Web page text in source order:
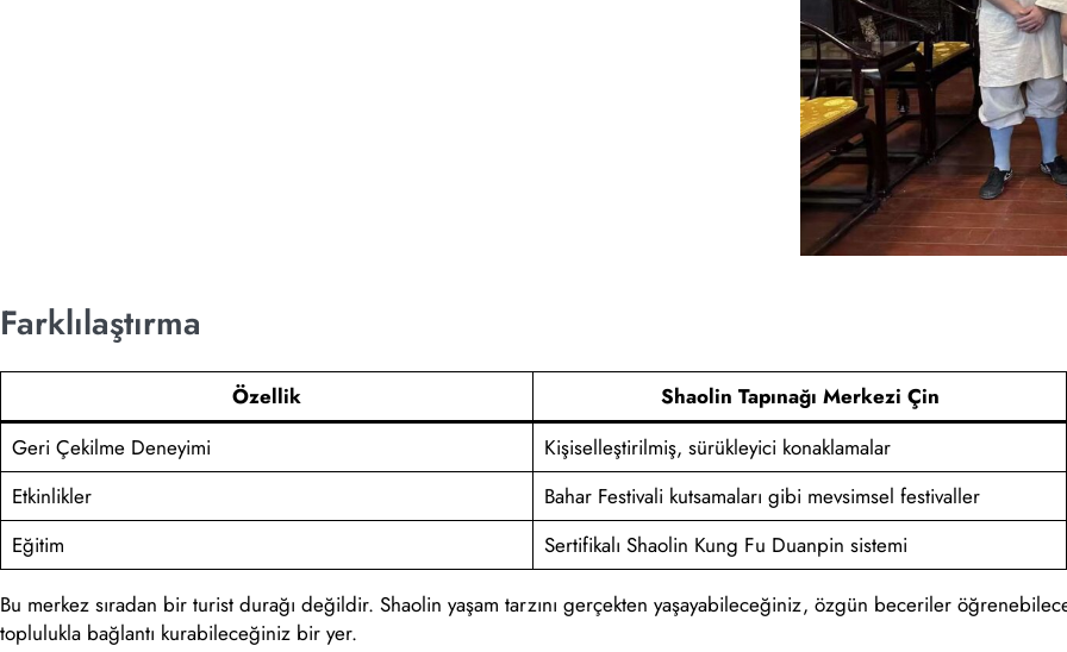
Farklılaştırma
Özellik
Shaolin Tapınağı Merkezi Çin
Geri Çekilme Deneyimi
Kişiselleştirilmiş, sürükleyici konaklamalar
Etkinlikler
Bahar Festivali kutsamaları gibi mevsimsel festivaller
Eğitim
Sertifikalı Shaolin Kung Fu Duanpin sistemi
Bu merkez sıradan bir turist durağı değildir. Shaolin yaşam tarzını gerçekten yaşayabileceğiniz, özgün beceriler
toplulukla bağlantı kurabileceğiniz bir yer.